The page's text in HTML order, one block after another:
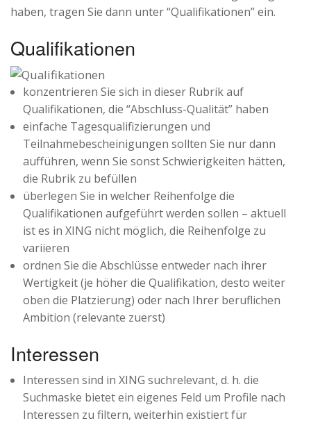
haben, tragen Sie dann unter “Qualifikationen” ein.
Qualifikationen
konzentrieren Sie sich in dieser Rubrik auf
Qualifikationen, die “Abschluss-Qualität” haben
einfache Tagesqualifizierungen und
Teilnahmebescheinigungen sollten Sie nur dann
aufführen, wenn Sie sonst Schwierigkeiten hätten,
die Rubrik zu befüllen
überlegen Sie in welcher Reihenfolge die
Qualifikationen aufgeführt werden sollen – aktuell
ist es in XING nicht möglich, die Reihenfolge zu
variieren
ordnen Sie die Abschlüsse entweder nach ihrer
Wertigkeit (je höher die Qualifikation, desto weiter
oben die Platzierung) oder nach Ihrer beruflichen
Ambition (relevante zuerst)
Interessen
Interessen sind in XING suchrelevant, d. h. die
Suchmaske bietet ein eigenes Feld um Profile nach
Interessen zu filtern, weiterhin existiert für